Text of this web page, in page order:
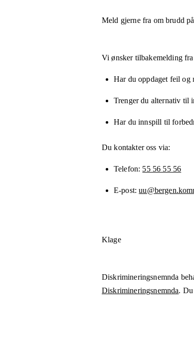
Meld gjerne fra om brudd
Vi ønsker tilbakemelding
Har du oppdaget feil og
Trenger du alternativ til
Har du innspill til
Du kontakter oss via:
Telefon 55 56 55 56
E-post
Klage
Diskrimineringsnemnda
Diskrimineringsnemnda. Du